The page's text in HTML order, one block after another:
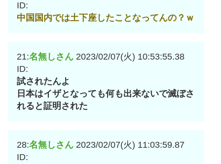
ID:
中国国内では土下座したことなってんの？ｗ
21:名無しさん 2023/02/07(火) 10:53:55.38
ID:
試されたんよ
日本はイザとなっても何も出来ないで滅ぼさ
れると証明された
28:名無しさん 2023/02/07(火) 11:03:59.87
ID: